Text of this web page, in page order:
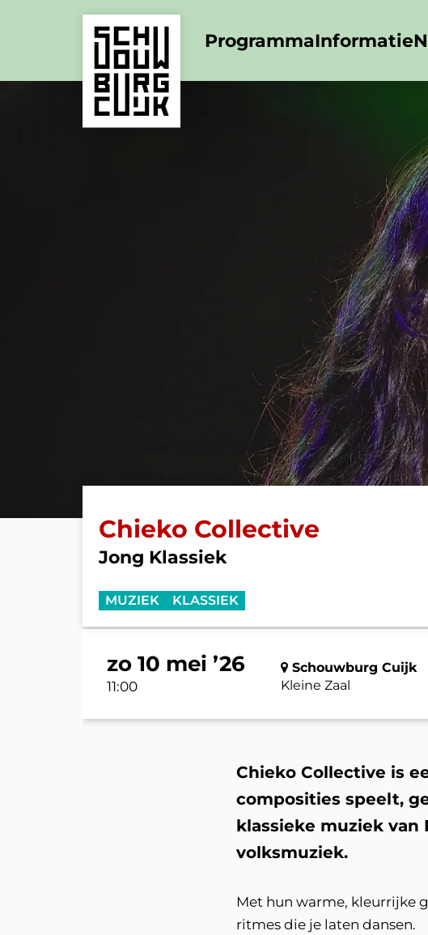
ProgrammaInformatie
Chieko Collective
Jong Klassiek
MUZIEK KLASSIEK
zo 10 mei ’26
11:00
Schouwburg Cuijk
Kleine Zaal
Chieko Collective is
composities speelt,
klassieke muziek van
volksmuziek.
Met hun warme, kleurrijke
ritmes die je laten dansen.